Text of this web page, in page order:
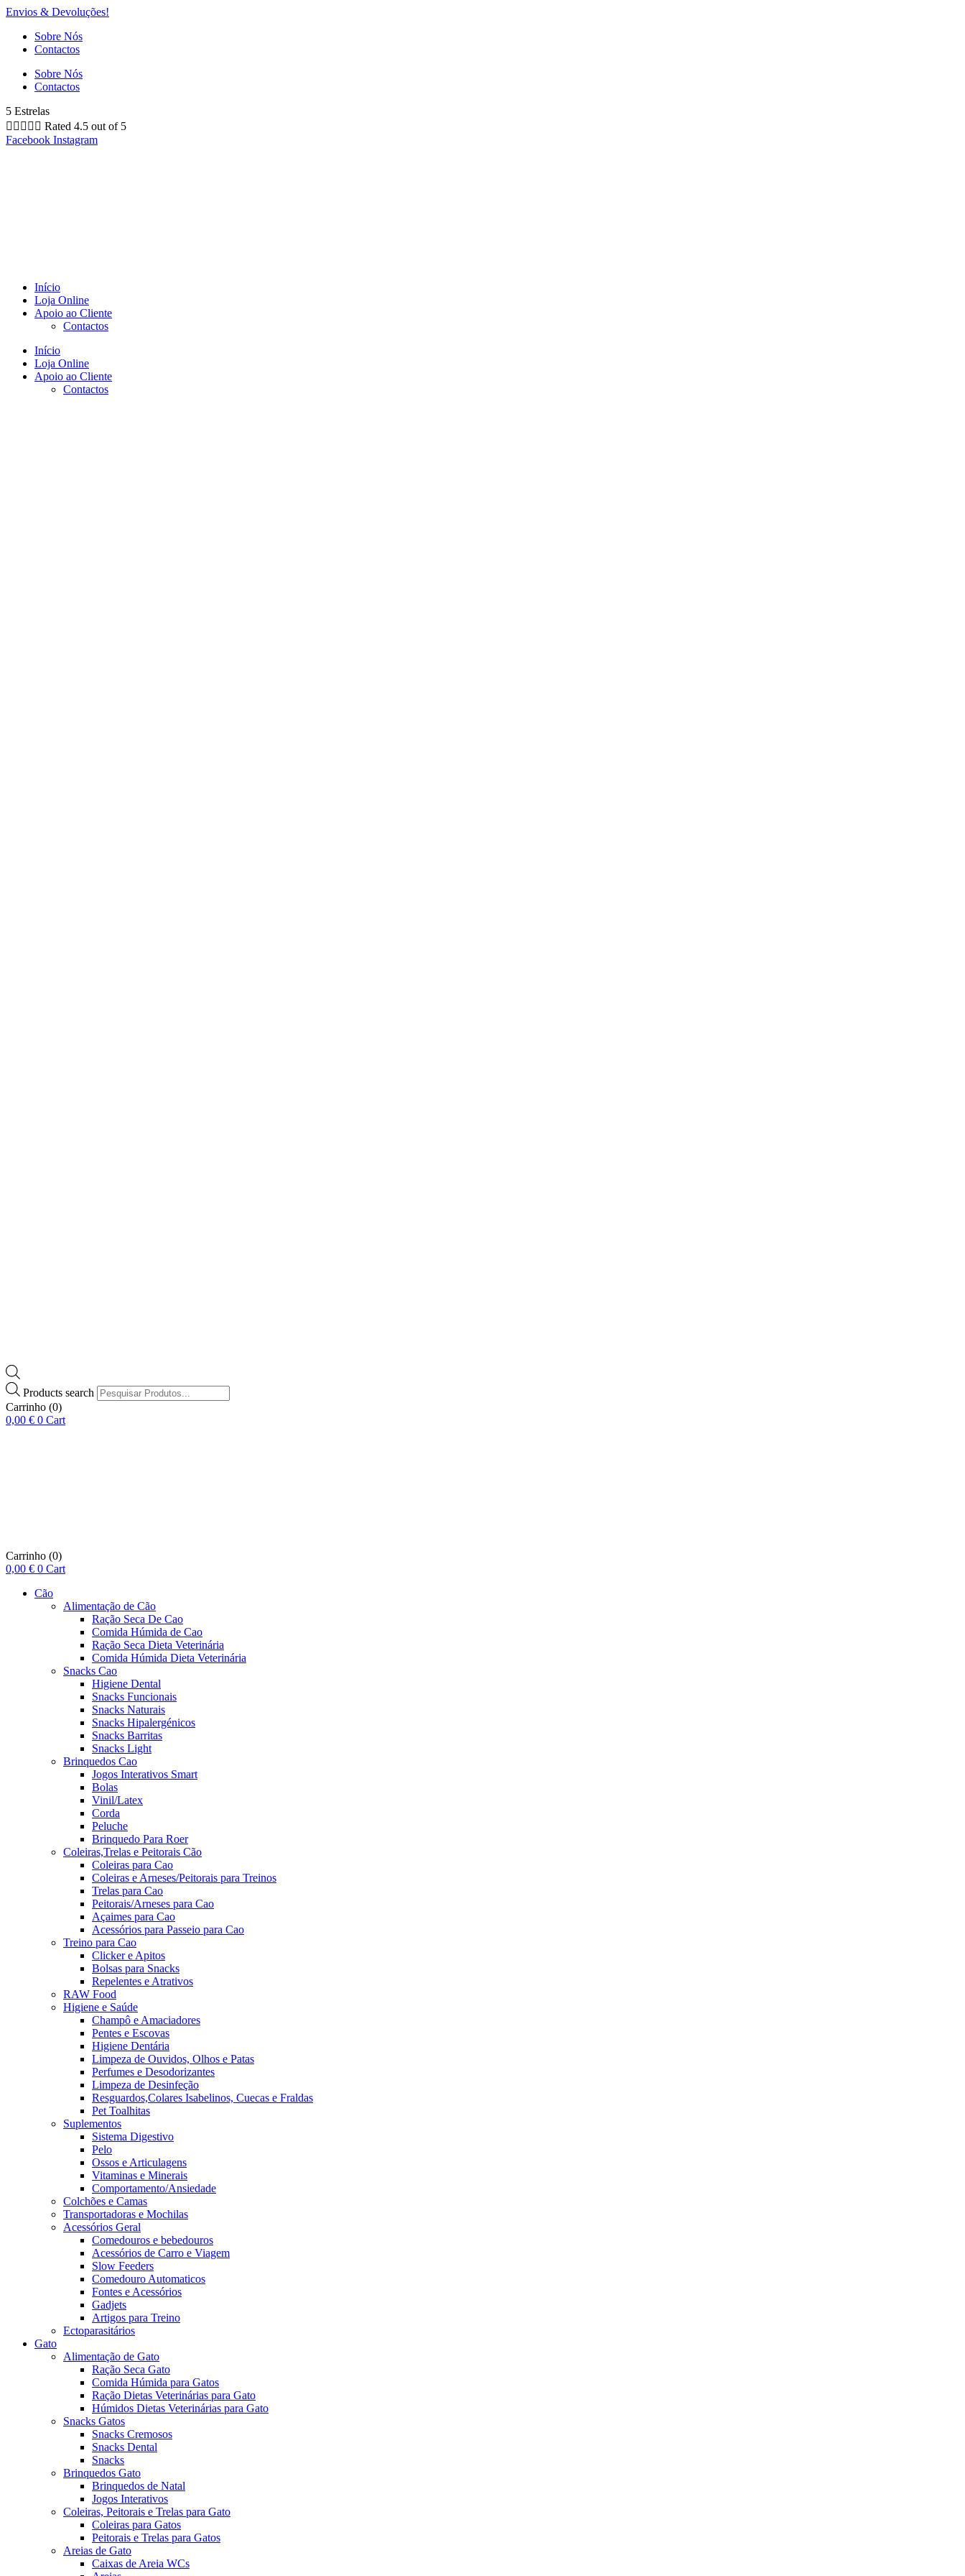
Envios & Devoluções!
Sobre Nós
Contactos
Sobre Nós
Contactos
5 Estrelas
     Rated 4.5 out of 5
Facebook Instagram
Início
Loja Online
Apoio ao Cliente
Contactos
Início
Loja Online
Apoio ao Cliente
Contactos
Products search
Carrinho (0)
0,00 € 0 Cart
Carrinho (0)
0,00 € 0 Cart
Cão
Alimentação de Cão
Ração Seca De Cao
Comida Húmida de Cao
Ração Seca Dieta Veterinária
Comida Húmida Dieta Veterinária
Snacks Cao
Higiene Dental
Snacks Funcionais
Snacks Naturais
Snacks Hipalergénicos
Snacks Barritas
Snacks Light
Brinquedos Cao
Jogos Interativos Smart
Bolas
Vinil/Latex
Corda
Peluche
Brinquedo Para Roer
Coleiras,Trelas e Peitorais Cão
Coleiras para Cao
Coleiras e Arneses/Peitorais para Treinos
Trelas para Cao
Peitorais/Arneses para Cao
Açaimes para Cao
Acessórios para Passeio para Cao
Treino para Cao
Clicker e Apitos
Bolsas para Snacks
Repelentes e Atrativos
RAW Food
Higiene e Saúde
Champô e Amaciadores
Pentes e Escovas
Higiene Dentária
Limpeza de Ouvidos, Olhos e Patas
Perfumes e Desodorizantes
Limpeza de Desinfeção
Resguardos,Colares Isabelinos, Cuecas e Fraldas
Pet Toalhitas
Suplementos
Sistema Digestivo
Pelo
Ossos e Articulagens
Vitaminas e Minerais
Comportamento/Ansiedade
Colchões e Camas
Transportadoras e Mochilas
Acessórios Geral
Comedouros e bebedouros
Acessórios de Carro e Viagem
Slow Feeders
Comedouro Automaticos
Fontes e Acessórios
Gadjets
Artigos para Treino
Ectoparasitários
Gato
Alimentação de Gato
Ração Seca Gato
Comida Húmida para Gatos
Ração Dietas Veterinárias para Gato
Húmidos Dietas Veterinárias para Gato
Snacks Gatos
Snacks Cremosos
Snacks Dental
Snacks
Brinquedos Gato
Brinquedos de Natal
Jogos Interativos
Coleiras, Peitorais e Trelas para Gato
Coleiras para Gatos
Peitorais e Trelas para Gatos
Areias de Gato
Caixas de Areia WCs